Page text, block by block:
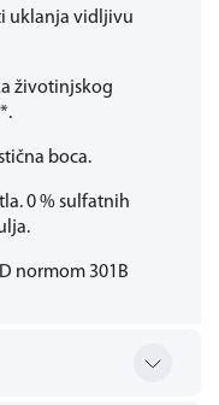
uklanja vidljivu
životinjskog
boca.
0 % sulfatnih
normom 301B